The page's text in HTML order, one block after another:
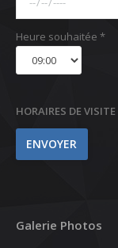
Heure souhaitée *
HORAIRES DE VISITE
Galerie Photos